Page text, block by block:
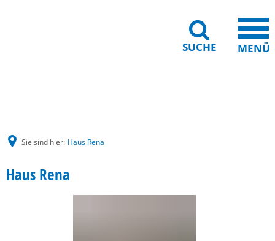
SUCHE MENÜ
Sie sind hier: Haus Rena
Haus Rena